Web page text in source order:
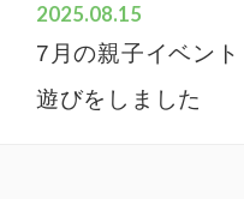
2025.08.15
7月の親子イベン
遊びをしました